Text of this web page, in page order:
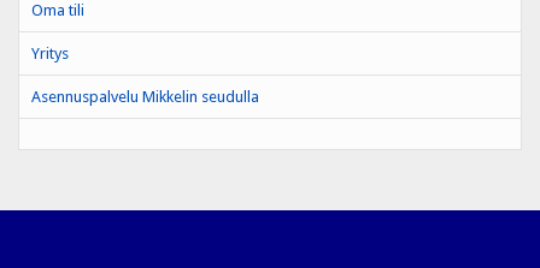
Oma tili
Yritys
Asennuspalvelu Mikkelin seudulla